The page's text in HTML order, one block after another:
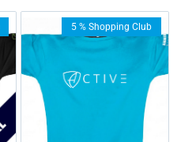
5 % Shopping Club